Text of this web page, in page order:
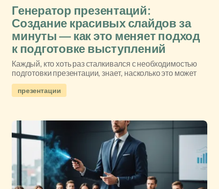
Генератор презентаций:
Создание красивых слайдов за
минуты — как это меняет подход
к подготовке выступлений
Каждый, кто хоть раз сталкивался с необходимостью
подготовки презентации, знает, насколько это может
презентации